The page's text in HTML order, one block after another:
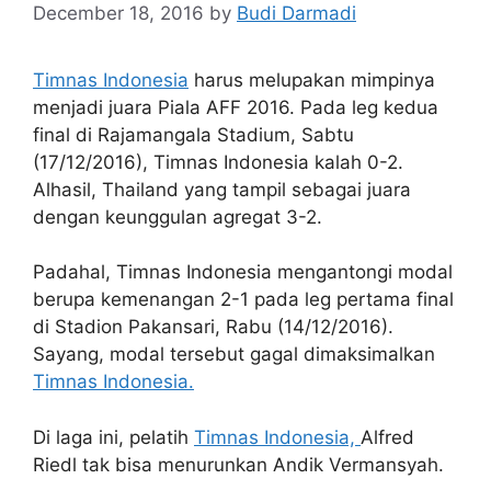
December 18, 2016 by Budi Darmadi
Timnas Indonesia harus melupakan mimpinya
menjadi juara Piala AFF 2016. Pada leg kedua
final di Rajamangala Stadium, Sabtu
(17/12/2016), Timnas Indonesia kalah 0-2.
Alhasil, Thailand yang tampil sebagai juara
dengan keunggulan agregat 3-2.
Padahal, Timnas Indonesia mengantongi modal
berupa kemenangan 2-1 pada leg pertama final
di Stadion Pakansari, Rabu (14/12/2016).
Sayang, modal tersebut gagal dimaksimalkan
Timnas Indonesia.
Di laga ini, pelatih Timnas Indonesia, Alfred
Riedl tak bisa menurunkan Andik Vermansyah.